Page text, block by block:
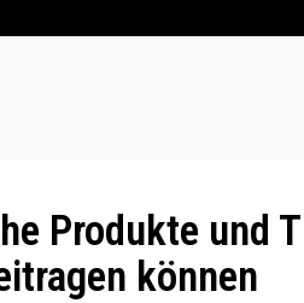
Produkte und
können